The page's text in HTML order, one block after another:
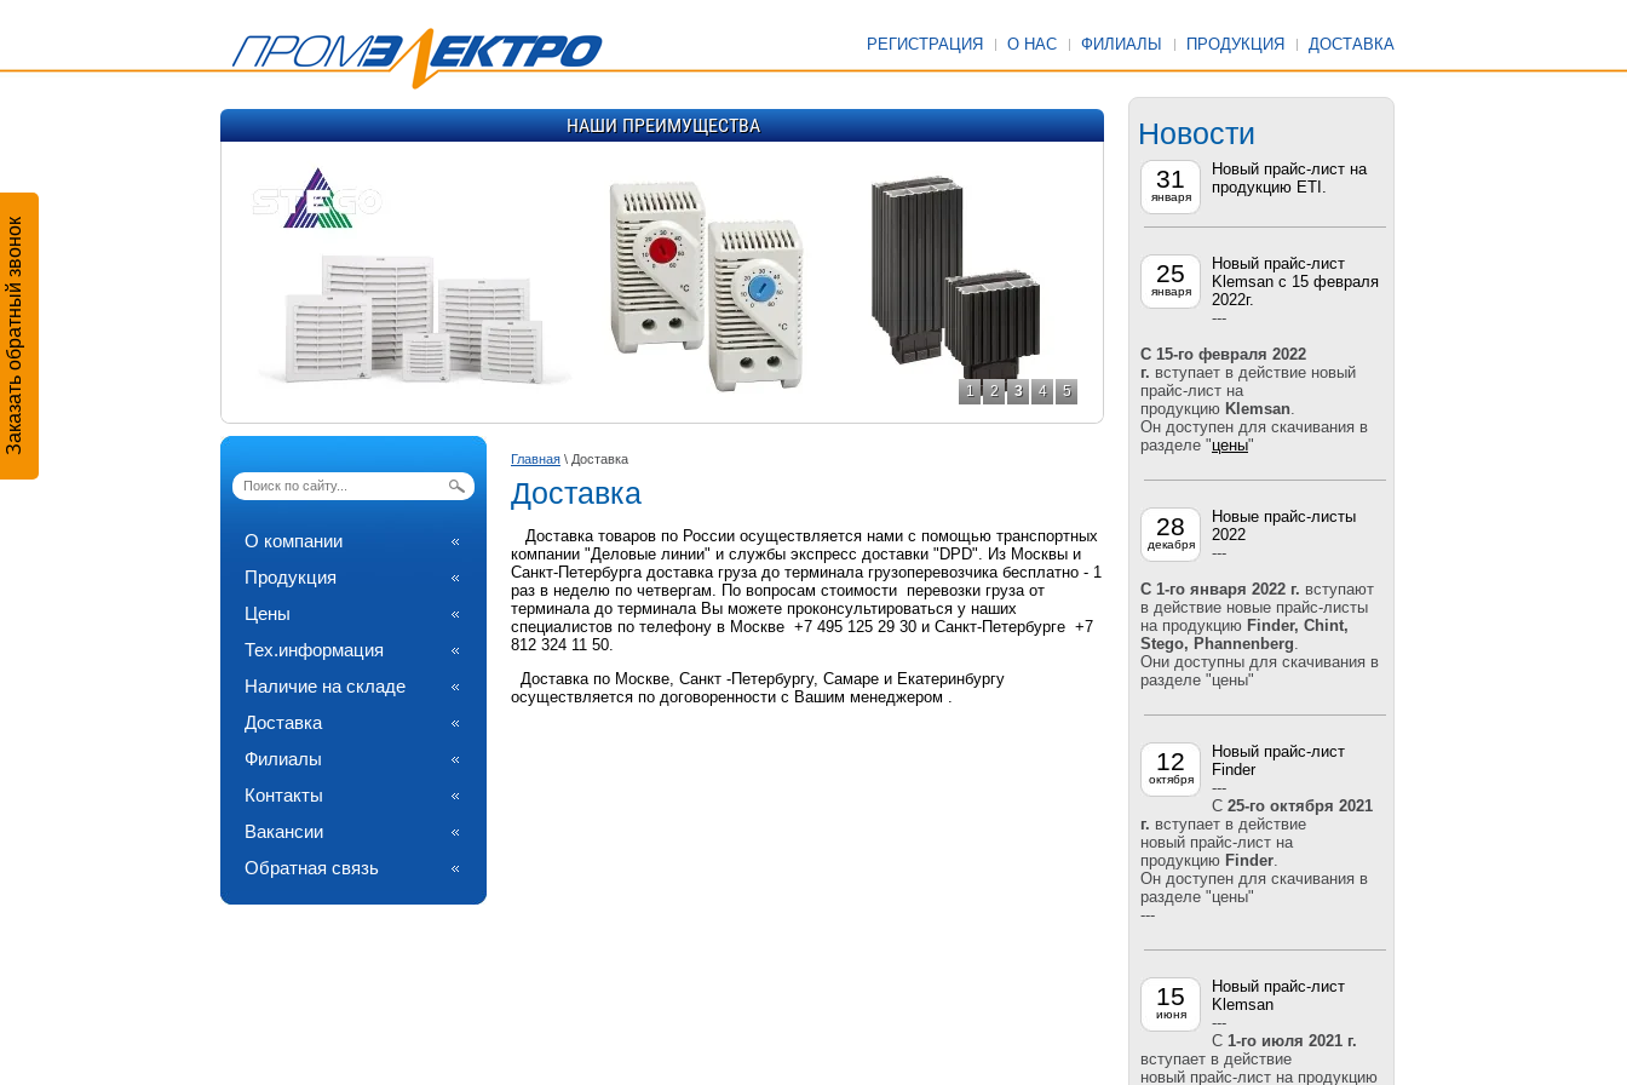
Заказать обратный звонок
РЕГИСТРАЦИЯ О НАС ФИЛИАЛЫ ПРОДУКЦИЯ ДОСТАВКА
НАШИ ПРЕИМУЩЕСТВА
1 2 3 4 5
Главная \ Доставка
Доставка
Доставка товаров по России осуществляется нами с помощью транспортных
компании "Деловые линии" и службы экспресс доставки "DPD". Из Москвы и
Санкт-Петербурга доставка груза до терминала грузоперевозчика бесплатно - 1
раз в неделю по четвергам. По вопросам стоимости перевозки груза от
терминала до терминала Вы можете проконсультироваться у наших
специалистов по телефону в Москве +7 495 125 29 30 и Санкт-Петербурге +7
812 324 11 50.
Доставка по Москве, Санкт -Петербургу, Самаре и Екатеринбургу
осуществляется по договоренности с Вашим менеджером .
О компании
Продукция
Цены
Тех.информация
Наличие на складе
Доставка
Филиалы
Контакты
Вакансии
Обратная связь
Новости
31
января
Новый прайс-лист на
продукцию ETI.
25
января
Новый прайс-лист
Klemsan с 15 февраля
2022г.
---
С 15-го февраля 2022
г. вступает в действие новый
прайс-лист на
продукцию Klemsan.
Он доступен для скачивания в
разделе "цены"
28
декабря
Новые прайс-листы
2022
---
С 1-го января 2022 г. вступают
в действие новые прайс-листы
на продукцию Finder, Chint,
Stego, Phannenberg.
Они доступны для скачивания в
разделе "цены"
12
октября
Новый прайс-лист
Finder
---
С 25-го октября 2021
г. вступает в действие
новый прайс-лист на
продукцию Finder.
Он доступен для скачивания в
разделе "цены"
---
15
июня
Новый прайс-лист
Klemsan
---
С 1-го июля 2021 г.
вступает в действие
новый прайс-лист на продукцию